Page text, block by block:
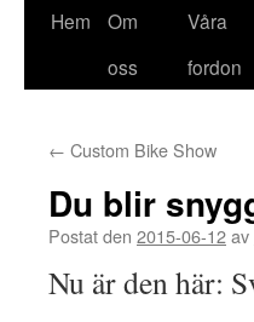
Hem
Om
oss
Våra
fordon
← Custom Bike Show
Du blir
Postat den 2015-06-12av
Nu är den här: